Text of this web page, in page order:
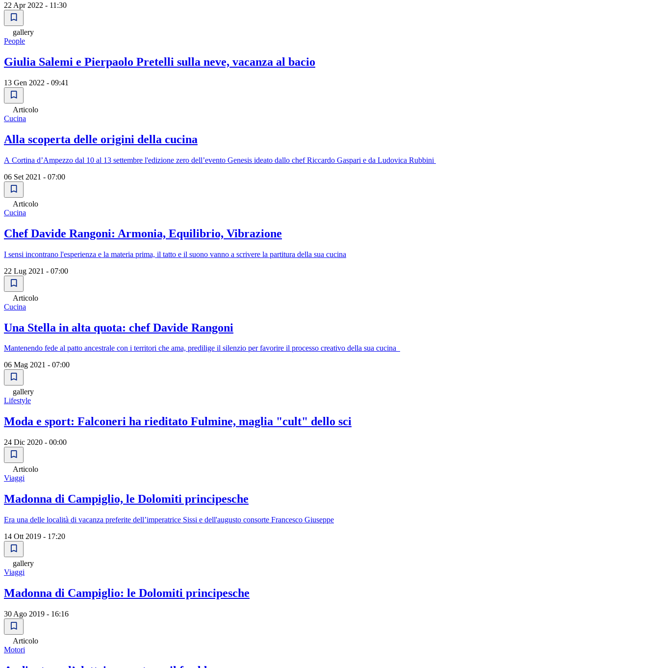
22 Apr 2022 - 11:30
gallery
People
Giulia Salemi e Pierpaolo Pretelli sulla neve, vacanza al bacio
13 Gen 2022 - 09:41
Articolo
Cucina
Alla scoperta delle origini della cucina
A Cortina d’Ampezzo dal 10 al 13 settembre l'edizione zero dell’evento Genesis ideato dallo chef Riccardo Gaspari e da Ludovica Rubbini
06 Set 2021 - 07:00
Articolo
Cucina
Chef Davide Rangoni: Armonia, Equilibrio, Vibrazione
I sensi incontrano l'esperienza e la materia prima, il tatto e il suono vanno a scrivere la partitura della sua cucina
22 Lug 2021 - 07:00
Articolo
Cucina
Una Stella in alta quota: chef Davide Rangoni
Mantenendo fede al patto ancestrale con i territori che ama, predilige il silenzio per favorire il processo creativo della sua cucina
06 Mag 2021 - 07:00
gallery
Lifestyle
Moda e sport: Falconeri ha rieditato Fulmine, maglia "cult" dello sci
24 Dic 2020 - 00:00
Articolo
Viaggi
Madonna di Campiglio, le Dolomiti principesche
Era una delle località di vacanza preferite dell’imperatrice Sissi e dell'augusto consorte Francesco Giuseppe
14 Ott 2019 - 17:20
gallery
Viaggi
Madonna di Campiglio: le Dolomiti principesche
30 Ago 2019 - 16:16
Articolo
Motori